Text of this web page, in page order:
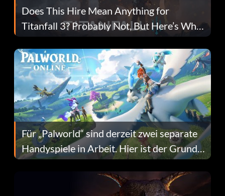
Does This Hire Mean Anything for
Titanfall 3? Probably Not, But Here’s Why
Fans Are Hopeful
Für „Palworld“ sind derzeit zwei separate
Handyspiele in Arbeit. Hier ist der Grund
dafür.